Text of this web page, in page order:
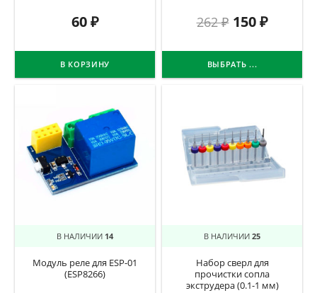
60₽
В КОРЗИНУ
262₽ 150₽
ВЫБРАТЬ ...
В НАЛИЧИИ 14
Модуль реле для ESP-01
(ESP8266)
В НАЛИЧИИ 25
Набор сверл для
прочистки сопла
экструдера (0.1-1 мм)